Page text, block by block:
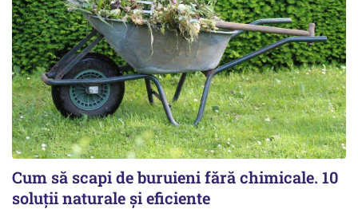
Cum să scapi de buruieni fără chimicale. 10
soluții naturale și eficiente